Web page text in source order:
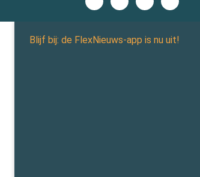
Blijf bij: de FlexNieuws-app is nu uit!